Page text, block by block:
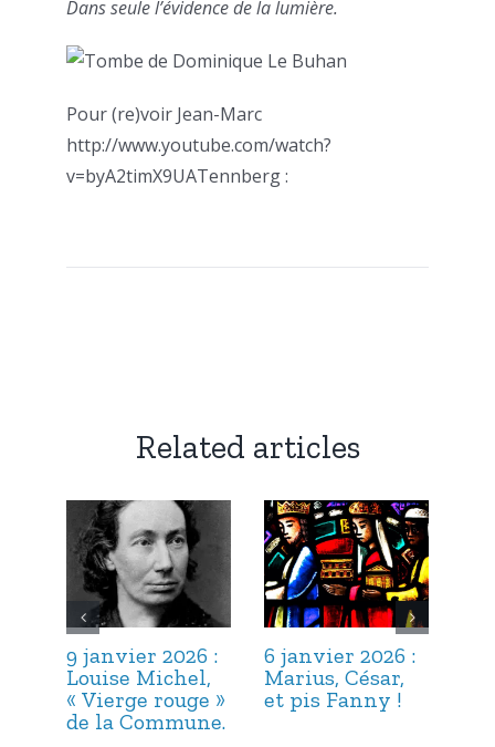
Dans seule l’évidence de la lumière.
Pour (re)voir Jean-Marc
http://www.youtube.com/watch?
v=byA2timX9UATennberg :
Related articles
9 janvier 2026 :
Louise Michel,
« Vierge rouge »
de la Commune.
6 janvier 2026 :
Marius, César,
et pis Fanny !